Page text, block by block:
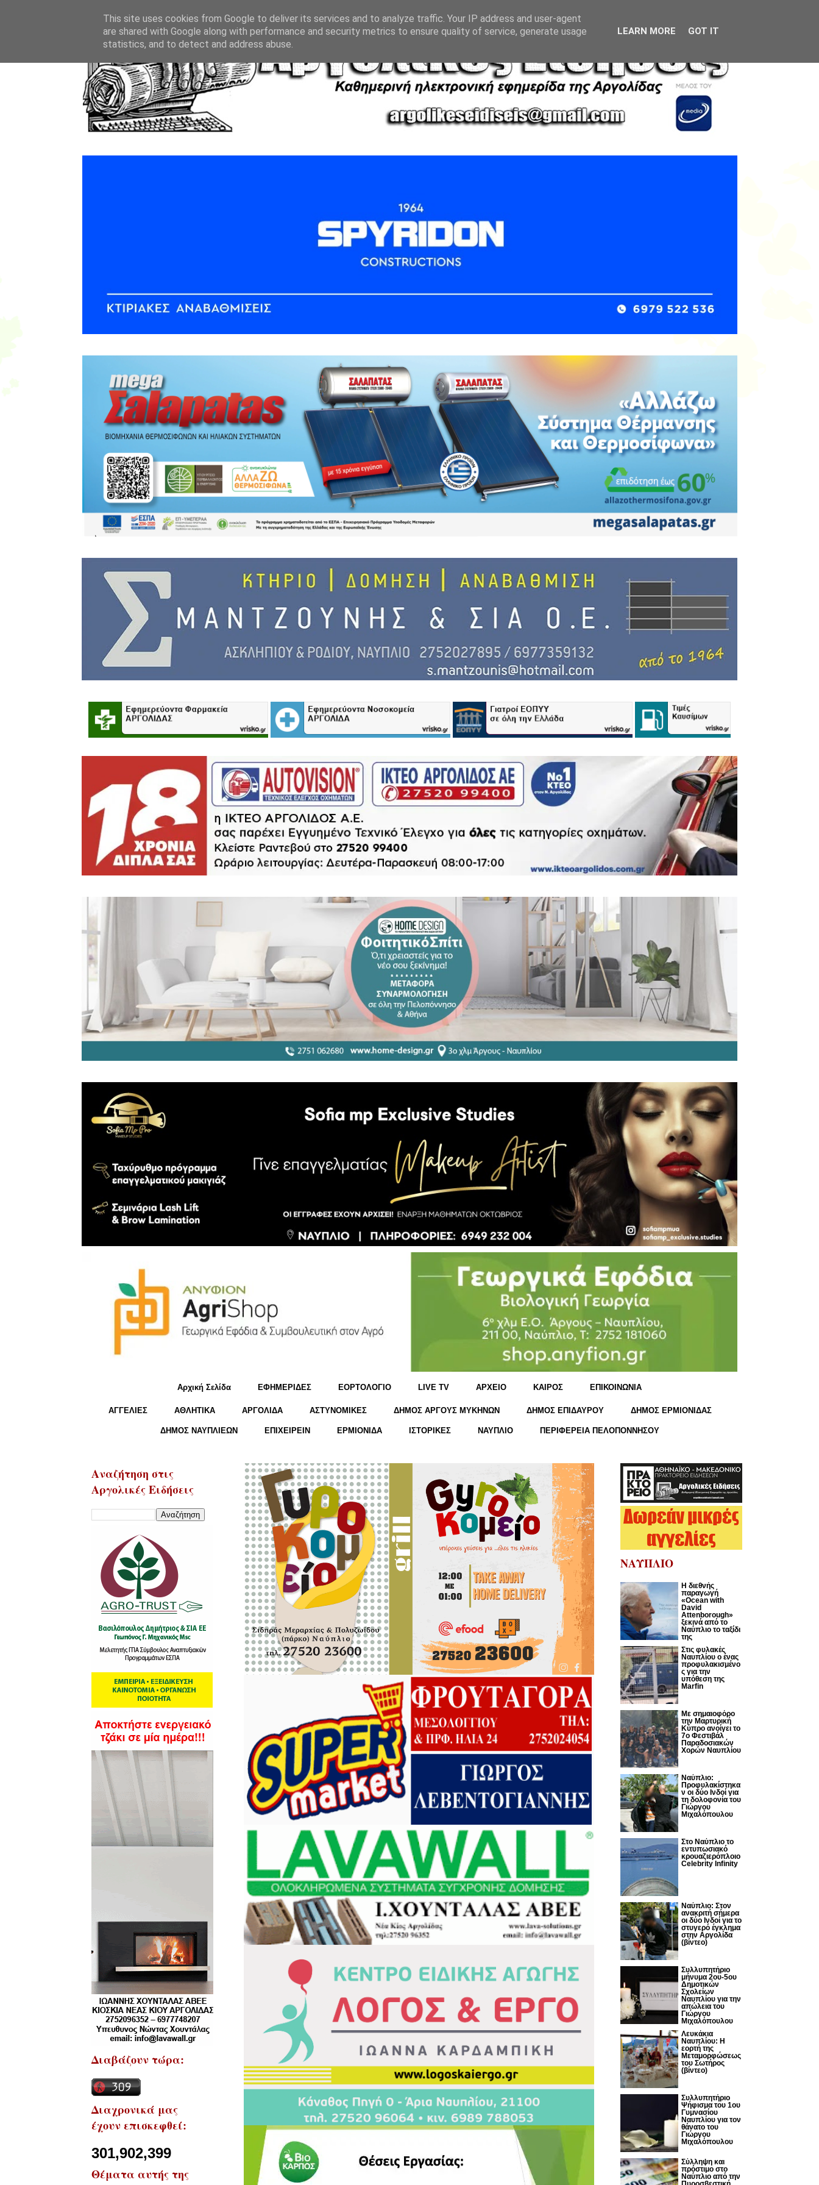
Αρχική Σελίδα ΕΦΗΜΕΡΙΔΕΣ ΕΟΡΤΟΛΟΓΙΟ LIVE TV ΑΡΧΕΙΟ KΑΙΡΟΣ ΕΠΙΚΟΙΝΩΝΙΑ
ΑΓΓΕΛΙΕΣ ΑΘΛΗΤΙΚΑ ΑΡΓΟΛΙΔΑ ΑΣΤΥΝΟΜΙΚΕΣ ΔΗΜΟΣ ΑΡΓΟΥΣ ΜΥΚΗΝΩΝ ΔΗΜΟΣ ΕΠΙΔΑΥΡΟΥ ΔΗΜΟΣ ΕΡΜΙΟΝΙΔΑΣ
ΔΗΜΟΣ ΝΑΥΠΛΙΕΩΝ ΕΠΙΧΕΙΡΕΙΝ ΕΡΜΙΟΝΙΔΑ ΙΣΤΟΡΙΚΕΣ ΝΑΥΠΛΙΟ ΠΕΡΙΦΕΡΕΙΑ ΠΕΛΟΠΟΝΝΗΣΟΥ
Αναζήτηση στις
Αργολικές Ειδήσεις
Διαβάζουν τώρα:
Διαχρονικά μας
έχουν επισκεφθεί:
301,902,399
Θέματα αυτής της
ΝΑΥΠΛΙΟ
Η διεθνής
παραγωγή
«Ocean with
David
Attenborough»
ξεκινά από το
Ναύπλιο το ταξίδι
της
Στις φυλακές
Ναυπλίου ο ένας
προφυλακισμένο
ς για την
υπόθεση της
Marfin
Με σημαιοφόρο
την Μαρτυρική
Κύπρο ανοίγει το
7ο Φεστιβάλ
Παραδοσιακών
Χορών Ναυπλίου
Ναύπλιο:
Προφυλακίστηκα
ν οι δύο Ινδοί για
τη δολοφονία του
Γιώργου
Μιχαλόπουλου
Στο Ναύπλιο το
εντυπωσιακό
κρουαζιερόπλοιο
Celebrity Infinity
Nαύπλιο: Στον
ανακριτή σήμερα
οι δύο Ινδοί για το
στυγερό έγκλημα
στην Αργολίδα
(βίντεο)
Συλλυπητήριο
μήνυμα 2ου-5ου
Δημοτικών
Σχολείων
Ναυπλίου για την
απώλεια του
Γιώργου
Μιχαλόπουλου
Λευκάκια
Ναυπλίου: Η
εορτή της
Μεταμορφώσεως
του Σωτήρος
(βίντεο)
Συλλυπητήριο
Ψήφισμα του 1ου
Γυμνασίου
Ναυπλίου για τον
θάνατο του
Γιώργου
Μιχαλόπουλου
Σύλληψη και
πρόστιμο στο
Ναύπλιο από την
This site uses cookies from Google to deliver its services and to analyze traffic. Your IP address and user-agent
are shared with Google along with performance and security metrics to ensure quality of service, generate usage
statistics, and to detect and address abuse.
LEARN MORE GOT IT